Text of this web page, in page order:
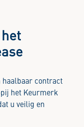
haalbaar contract
het Keurmerk
u veilig en